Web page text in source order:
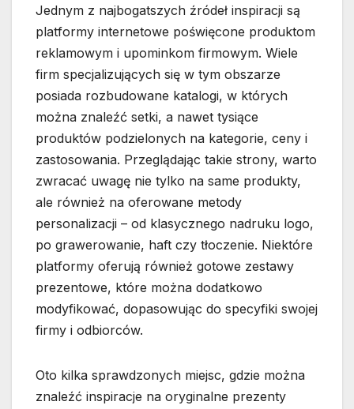
Jednym z najbogatszych źródeł inspiracji są
platformy internetowe poświęcone produktom
reklamowym i upominkom firmowym. Wiele
firm specjalizujących się w tym obszarze
posiada rozbudowane katalogi, w których
można znaleźć setki, a nawet tysiące
produktów podzielonych na kategorie, ceny i
zastosowania. Przeglądając takie strony, warto
zwracać uwagę nie tylko na same produkty,
ale również na oferowane metody
personalizacji – od klasycznego nadruku logo,
po grawerowanie, haft czy tłoczenie. Niektóre
platformy oferują również gotowe zestawy
prezentowe, które można dodatkowo
modyfikować, dopasowując do specyfiki swojej
firmy i odbiorców.
Oto kilka sprawdzonych miejsc, gdzie można
znaleźć inspiracje na oryginalne prezenty